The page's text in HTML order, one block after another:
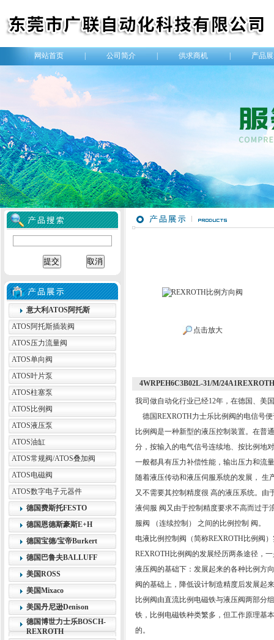
网站首页 公司简介 供求商机 产品
意大利ATOS阿托斯
ATOS阿托斯插装阀
ATOS压力流量阀
ATOS单向阀
ATOS叶片泵
ATOS柱塞泵
ATOS比例阀
ATOS液压泵
ATOS油缸
ATOS常规阀/ATOS叠加阀
ATOS电磁阀
ATOS数字电子元器件
德国费斯托FESTO
德国恩德斯豪斯E+H
德国宝德/宝帝Burkert
德国巴鲁夫BALLUFF
美国ROSS
美国Mixaco
美国丹尼逊Denison
德国博世力士乐BOSCH-
REXROTH
点击放大
4WRPEH6C3B02L-31/M/
我司做自动化行业已经12年，在德国、美
德国REXROTH力士乐比例阀的电信号
比例阀是一种新型的液压控制装置。在普
分，按输入的电气信号连续地、按比例地
一般都具有压力补偿性能，输出压力和流
随着液压传动和液压伺服系统的发展， 生
又不需要其控制精度很 高的液压系统。由
液伺服 阀又由于控制精度要求不高而过于
服阀 （连续控制） 之间的比例控制 阀。
电液比例控制阀（简称REXROTH比例阀
REXROTH比例阀的发展经历两条途径，
液压阀的基础下：发展起来的各种比例方
阀的基础上，降低设计制造精度后发展起
比例阀由直流比例电磁铁与液压阀两部分
铁，比例电磁铁种类繁多，但工作原理基
的。